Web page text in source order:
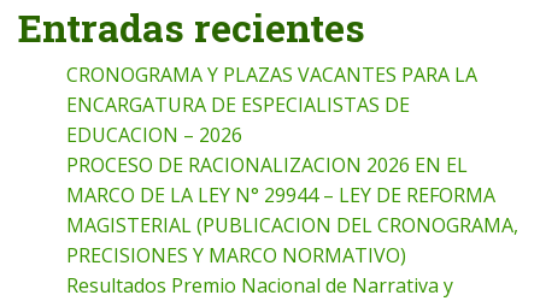
Entradas recientes
CRONOGRAMA Y PLAZAS VACANTES PARA LA
ENCARGATURA DE ESPECIALISTAS DE
EDUCACION – 2026
PROCESO DE RACIONALIZACION 2026 EN EL
MARCO DE LA LEY N° 29944 – LEY DE REFORMA
MAGISTERIAL (PUBLICACION DEL CRONOGRAMA,
PRECISIONES Y MARCO NORMATIVO)
Resultados Premio Nacional de Narrativa y